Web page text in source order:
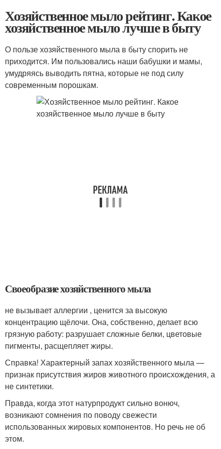
Хозяйственное мыло рейтинг. Какое
хозяйственное мыло лучше в быту
О пользе хозяйственного мыла в быту спорить не
приходится. Им пользовались наши бабушки и мамы,
умудряясь выводить пятна, которые не под силу
современным порошкам.
Своеобразие хозяйственного мыла
не вызывает аллергии , ценится за высокую
концентрацию щёлочи. Она, собственно, делает всю
грязную работу: разрушает сложные белки, цветовые
пигменты, расщепляет жиры.
Справка! Характерный запах хозяйственного мыла —
признак присутствия жиров животного происхождения, а
не синтетики.
Правда, когда этот натурпродукт сильно вонюч,
возникают сомнения по поводу свежести
использованных жировых компонентов. Но речь не об
этом.